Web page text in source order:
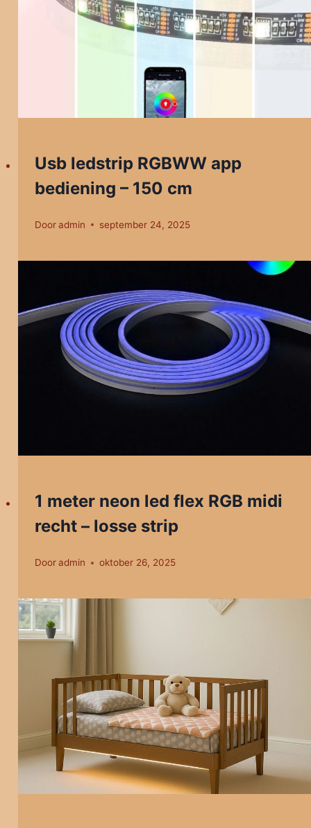
Usb ledstrip RGBWW app
bediening – 150 cm
Door admin september 24, 2025
1 meter neon led flex RGB midi
recht – losse strip
Door admin oktober 26, 2025